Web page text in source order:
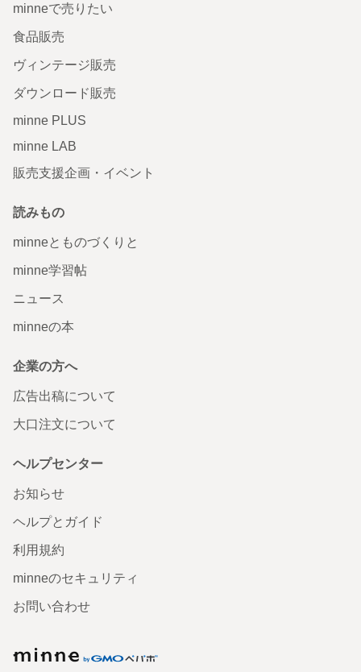
minneで売りたい
食品販売
ヴィンテージ販売
ダウンロード販売
minne PLUS
minne LAB
販売支援企画・イベント
読みもの
minneとものづくりと
minne学習帖
ニュース
minneの本
企業の方へ
広告出稿について
大口注文について
ヘルプセンター
お知らせ
ヘルプとガイド
利用規約
minneのセキュリティ
お問い合わせ